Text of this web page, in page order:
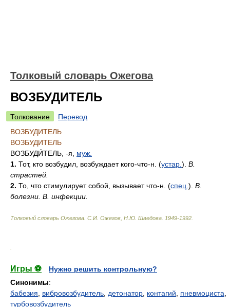
Толковый словарь Ожегова
ВОЗБУДИТЕЛЬ
Толкование
Перевод
ВОЗБУДИТЕЛЬ
ВОЗБУДИТЕЛЬ
ВОЗБУДИ́ТЕЛЬ , -я, муж.
1. Тот, кто возбудил, возбуждает кого-что-н. (устар. ). В.
страстей.
2. То, что стимулирует собой, вызывает что-н. (спец. ). В.
болезни. В. инфекции.
Толковый словарь Ожегова С.И. Ожегов, Н.Ю. Шведова. 1949-1992
Игры ⚽
Нужно решить контрольную?
Синонимы:
бабезия
вибровозбудитель детонатор контагий пневмоциста
турбовозбудитель